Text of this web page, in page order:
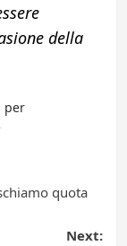
della
per
quota
Next: